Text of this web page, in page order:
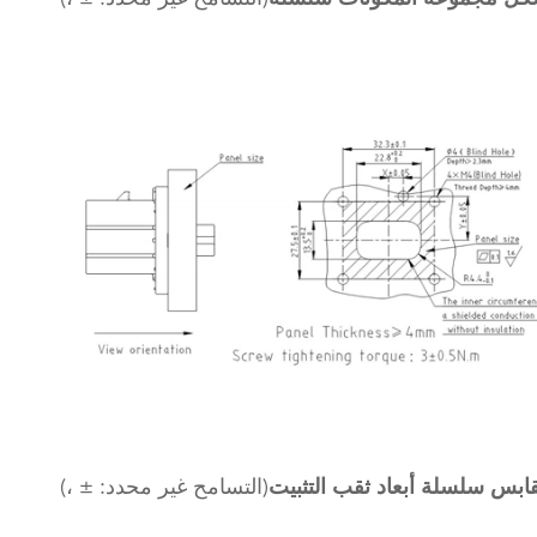
سلسلة أبعاد ثقب التثبيت(التسامح غير محدد: ± ،)